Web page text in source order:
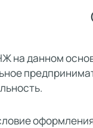
на данном